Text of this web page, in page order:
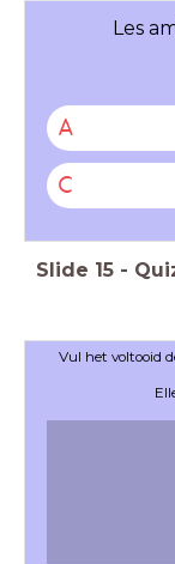
Les
A
C
Slide 15 -
Vul het voltooid